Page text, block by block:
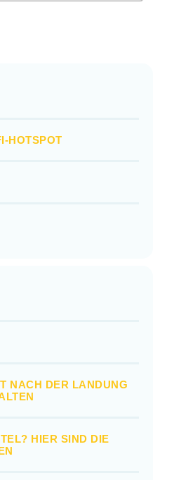
HOTSPOT
NACH DER LANDUNG
HIER SIND DIE